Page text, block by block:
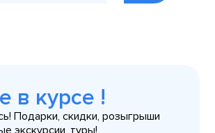
в курсе !
Подарки, скидки, розыгрыши
экскурсии, туры!